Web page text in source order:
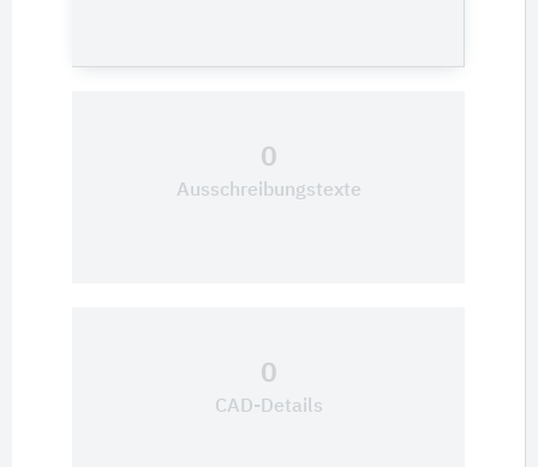
0
Ausschreibungstexte
0
CAD-Details